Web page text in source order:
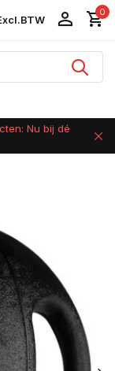
BTW
0
Nu bij dé